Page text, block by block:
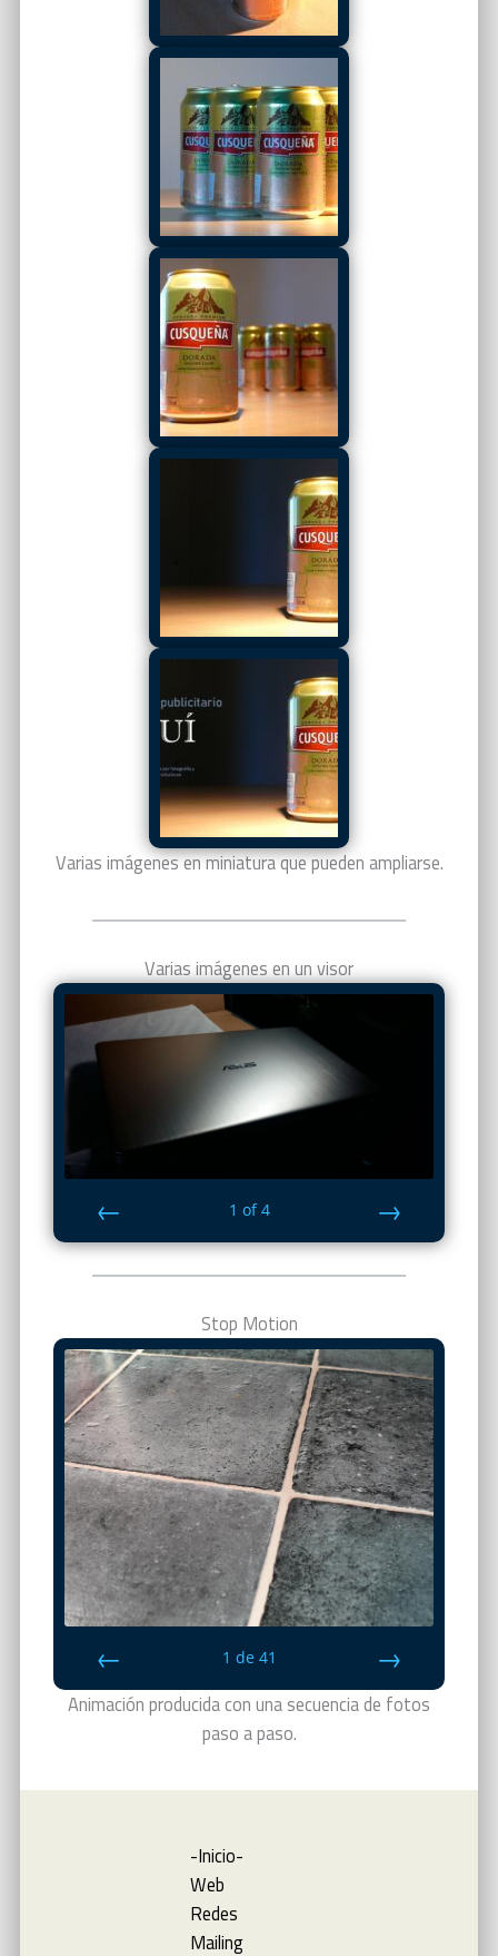
Varias imágenes en miniatura que pueden ampliarse.
Varias imágenes en un visor
Prev
1 of 4
Next
Stop Motion
Retroceso
1 de 41
Avance
Animación producida con una secuencia de fotos
paso a paso.
-Inicio-
Web
Redes
Mailing